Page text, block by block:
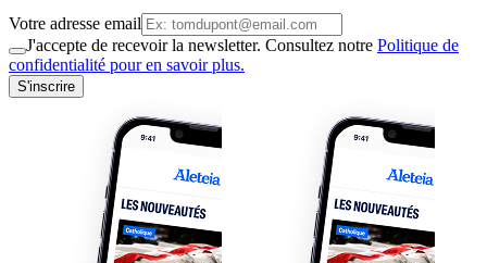
Votre adresse email
J'accepte de recevoir la newsletter. Consultez notre Politique de
confidentialité pour en savoir plus.
S'inscrire